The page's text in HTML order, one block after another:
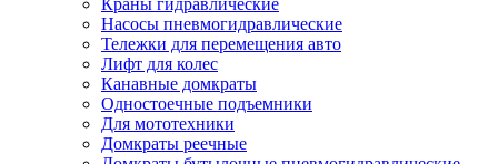
Краны гидравлические
Насосы пневмогидравлические
Тележки для перемещения авто
Лифт для колес
Канавные домкраты
Одностоечные подъемники
Для мототехники
Домкраты реечные